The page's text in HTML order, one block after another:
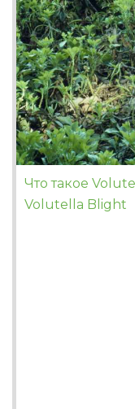
Что такое
Volutella Blight